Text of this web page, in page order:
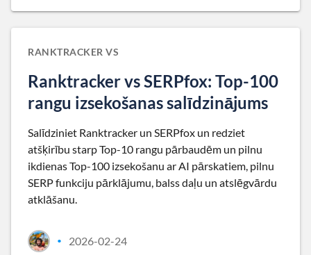
RANKTRACKER VS
Ranktracker vs SERPfox: Top-100
rangu izsekošanas salīdzinājums
Salīdziniet Ranktracker un SERPfox un redziet
atšķirību starp Top-10 rangu pārbaudēm un pilnu
ikdienas Top-100 izsekošanu ar AI pārskatiem, pilnu
SERP funkciju pārklājumu, balss daļu un atslēgvārdu
atklāšanu.
• 2026-02-24